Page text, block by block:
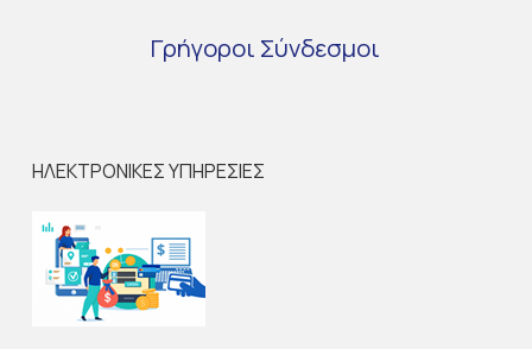
Γρήγοροι Σύνδεσμοι
ΗΛΕΚΤΡΟΝΙΚΕΣ ΥΠΗΡΕΣΙΕΣ